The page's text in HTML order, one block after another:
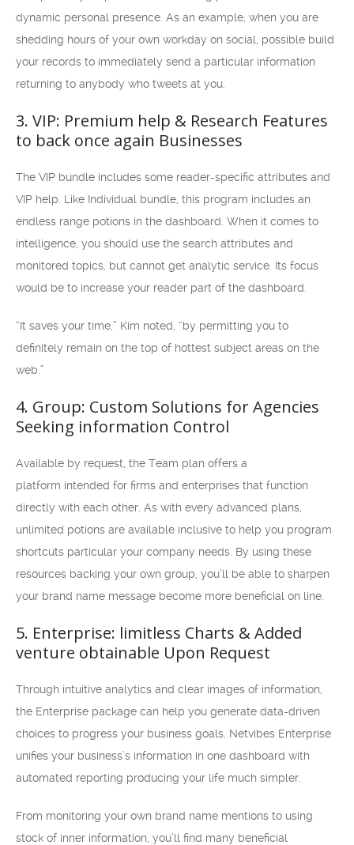
dynamic personal presence. As an example, when you are
shedding hours of your own workday on social, possible build
your records to immediately send a particular information
returning to anybody who tweets at you.
3. VIP: Premium help & Research Features
to back once again Businesses
The VIP bundle includes some reader-specific attributes and
VIP help. Like Individual bundle, this program includes an
endless range potions in the dashboard. When it comes to
intelligence, you should use the search attributes and
monitored topics, but cannot get analytic service. Its focus
would be to increase your reader part of the dashboard.
“It saves your time,” Kim noted, “by permitting you to
definitely remain on the top of hottest subject areas on the
web.”
4. Group: Custom Solutions for Agencies
Seeking information Control
Available by request, the Team plan offers a
platform intended for firms and enterprises that function
directly with each other. As with every advanced plans,
unlimited potions are available inclusive to help you program
shortcuts particular your company needs. By using these
resources backing your own group, you’ll be able to sharpen
your brand name message become more beneficial on line.
5. Enterprise: limitless Charts & Added
venture obtainable Upon Request
Through intuitive analytics and clear images of information,
the Enterprise package can help you generate data-driven
choices to progress your business goals. Netvibes Enterprise
unifies your business’s information in one dashboard with
automated reporting producing your life much simpler.
From monitoring your own brand name mentions to using
stock of inner information, you’ll find many beneficial